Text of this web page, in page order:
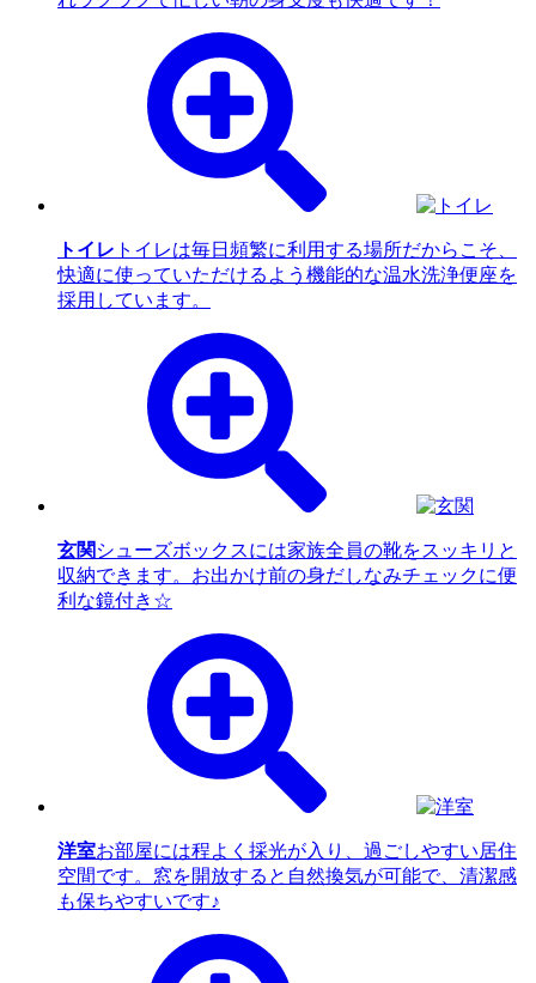
トイレ トイレは毎日頻繁に利用する場所だからこそ、
快適に使っていただけるよう機能的な温水洗浄便座を
採用しています。
玄関 シューズボックスには家族全員の靴をスッキリと
収納できます。お出かけ前の身だしなみチェックに便
利な鏡付き☆
洋室お部屋には程よく採光が入り、過ごしやすい居住
空間です。窓を開放すると自然換気が可能で、清潔感
も保ちやすいです♪